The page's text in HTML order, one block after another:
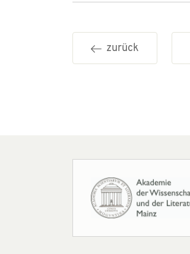
zurück